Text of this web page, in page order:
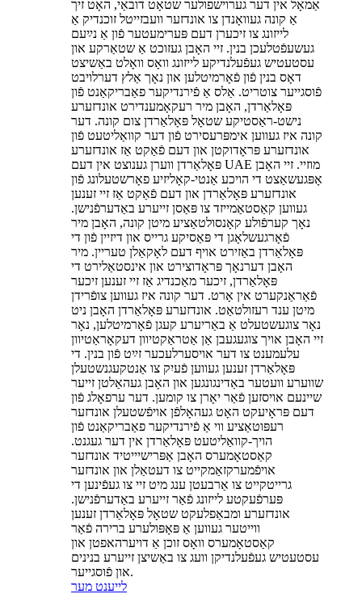
אַמאָל אין דער גערוישפולער שטאָט דובאַי, האָט זיך
אַ קונה געוואָנדן צו אונדזער וועבזייטל זוכנדיק אַ
לייזונג צו זיכערן דעם פּערימעטער פֿון אַ נײַעם
געשעפֿטלעכן בנין. זיי האָבן געזוכט אַ שטאַרקע און
עסטעטיש געפֿעלנדיקע לייזונג וואָס וואָלט באַשיצט
דאָס בנין פֿון פֿאָרמיטלען און נאָך אַלץ דערלויבט
פֿוסגייער צוטריט. אַלס אַ פֿירנדיקער פאַבריקאַנט פֿון
פּאָלאַרדן, האָבן מיר רעקאָמענדירט אונדזערע
נישט-ראַסטיקע שטאָל פּאָלאַרדן צום קונה. דער
קונה איז געווען אימפּרעסירט פֿון דער קוואַליטעט פֿון
אונדזערע פּראָדוקטן און דעם פֿאַקט אַז אונדזערע
פּאָלאַרדן ווערן גענוצט אין דעם UAE מוזיי. זיי האָבן
אָפּגעשאַצט די הויכע אַנטי-קאָליזיע פאָרשטעלונג פֿון
אונדזערע פּאָלאַרדן און דעם פֿאַקט אַז זיי זענען
געווען קאַסטאַמייזד צו פּאַסן זייערע באַדערפֿנישן.
נאָך קערפֿולע קאָנסולטאַציע מיטן קונה, האָבן מיר
פֿאָרגעשלאָגן די פּאַסיקע גרייס און דיזיין פֿון די
פּאָלאַרדן באַזירט אויף דעם לאָקאַלן טעריין. מיר
האָבן דערנאָך פּראָדוצירט און אינסטאַלירט די
פּאָלאַרדן, זיכער מאַכנדיג אַז זיי זענען זיכער
פֿאַראַנקערט אין אָרט. דער קונה איז געווען צופֿרידן
מיטן ענד רעזולטאַט. אונדזערע פּאָלאַרדן האָבן ניט
נאָר צוגעשטעלט אַ באַריערע קעגן פֿאָרמיטלען, נאָר
זיי האָבן אויך צוגעגעבן אַן אַטראַקטיוון דעקאָראַטיוון
עלעמענט צו דער אויסערלעכער זײַט פֿון בנין. די
פּאָלאַרדן זענען געווען פֿעיִק צו אַנטקעגנשטעלן
שווערע וועטער באַדינגונגען און האָבן געהאַלטן זייער
שיינעם אויסזען פֿאַר יאָרן צו קומען. דער ערפאָלג פֿון
דעם פּראָיעקט האָט געהאָלפֿן אויפֿשטעלן אונדזער
רעפּוטאַציע ווי אַ פֿירנדיקער פאַבריקאַנט פֿון
הויך-קוואַליטעט פּאָלאַרדן אין דער געגנט.
קאַסטאָמערס האָבן אַפּרישיייטיד אונדזער
אויפֿמערקזאַמקייט צו דעטאַלן און אונדזער
גרייטקייט צו אַרבעטן ענג מיט זיי צו געפֿינען די
פּערפֿעקטע לייזונג פֿאַר זייערע באַדערפֿנישן.
אונדזערע ומבאַפלעקט שטאָל פּאָלאַרדן זענען
ווייטער געווען אַ פּאָפּולערע ברירה פֿאַר
קאַסטאָמערס וואָס זוכן אַ דויערהאפטן און
עסטעטיש געפֿעלנדיקן וועג צו באַשיצן זייערע בנינים
און פֿוסגייער.
לייענט מער